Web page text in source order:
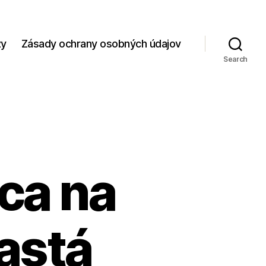
Zásady ochrany osobných údajov
Search
na